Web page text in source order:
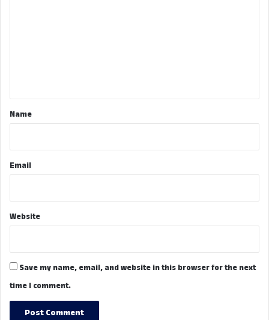
*Name
Email
Website
Save my name, email, and website in this browser for the next
time I comment.